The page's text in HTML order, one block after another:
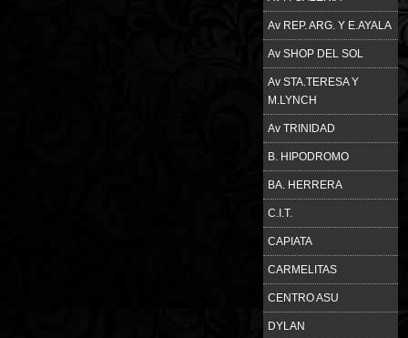
Av REP. ARG. Y E.AYALA
Av SHOP DEL SOL
Av STA.TERESA Y
M.LYNCH
Av TRINIDAD
B. HIPODROMO
BA. HERRERA
C.I.T.
CAPIATA
CARMELITAS
CENTRO ASU
DYLAN